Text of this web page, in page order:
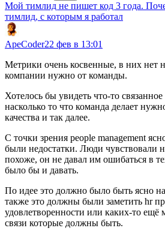
Мой тимлид не пишет код 3 года.
тимлид, с которым я работал
ApeCoder22 фев в 13:01
Метрики очень косвенные, в них нет
компании нужно от команды.
Хотелось бы увидеть что-то
насколько то что команда делает
качества и так далее.
С точки зрения people management
были недостатки. Люди чувствовали
похоже, он не давал им ошибаться в
было бы и давать.
По идее это должно было быть ясно
также это должны были заметить hr
удовлетворенности или каких-то ещё
связи которые должны быть.